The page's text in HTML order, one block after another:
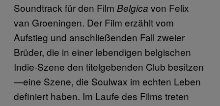
Soundtrack für den Film Belgica von Felix
van Groeningen. Der Film erzählt vom
Aufstieg und anschließenden Fall zweier
Brüder, die in einer lebendigen belgischen
Indie-Szene den titelgebenden Club besitzen
—eine Szene, die Soulwax im echten Leben
definiert haben. Im Laufe des Films treten